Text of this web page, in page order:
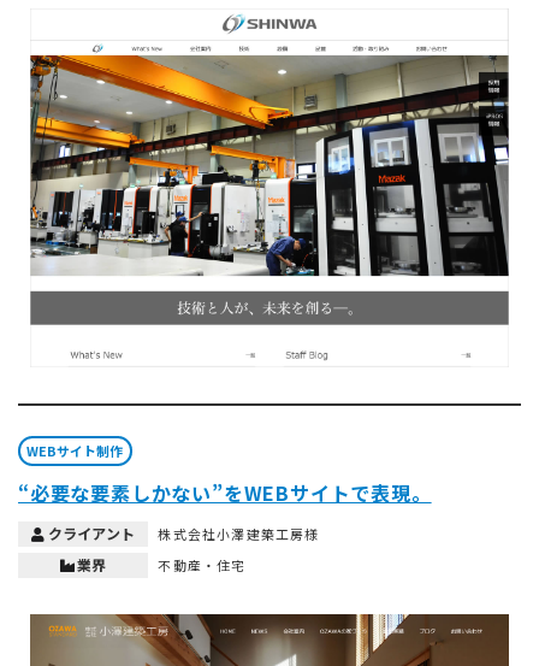
WEBサイト制作
“必要な要素しかない”をWEBサイトで表現。
クライアント 株式会社小澤建築工房様
業界 不動産・住宅